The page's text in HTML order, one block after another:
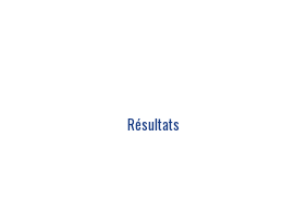
Résultats